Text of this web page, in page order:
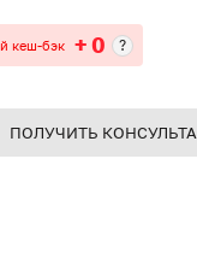
кеш-бэк + 0 ?
ПОЛУЧИТЬ